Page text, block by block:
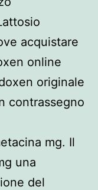
acquistare
online
originale
contrassegno
mg. Il
una
del